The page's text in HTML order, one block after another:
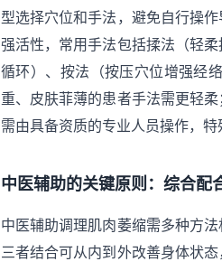
型选择穴位和手法，避免自行操
强活性，常用手法包括揉法（轻
循环）、按法（按压穴位增强经
重、皮肤菲薄的患者手法需更轻
需由具备资质的专业人员操作，
中医辅助的关键原则：综合配
中医辅助调理肌肉萎缩需多种方
三者结合可从内到外改善身体状